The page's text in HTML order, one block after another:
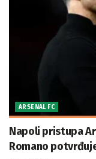
ARSENAL FC
Napoli pristupa
Romano